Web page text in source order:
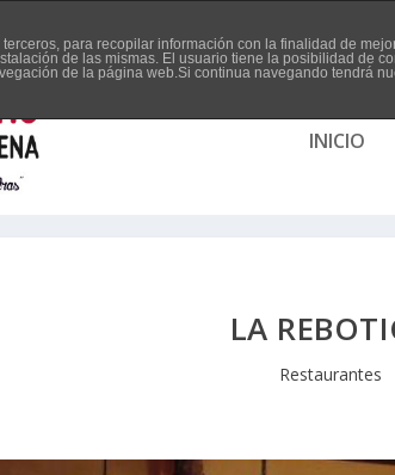
INICIO
LA
Restaurantes
para recopilar información con la finalidad de
de las mismas. El usuario tiene la posibilidad de
de la página web.Si continua navegando tendrá